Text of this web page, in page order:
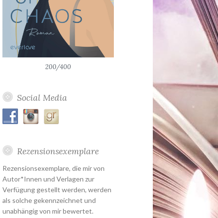
200/400
Social Media
Rezensionsexemplare
Rezensionsexemplare, die mir von
Autor*Innen und Verlagen zur
Verfügung gestellt werden, werden
als solche gekennzeichnet und
unabhängig von mir bewertet.